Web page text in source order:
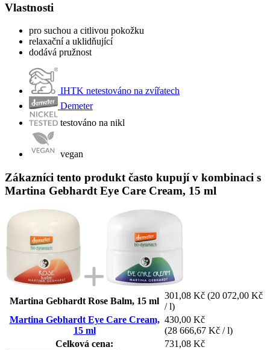
Vlastnosti
pro suchou a citlivou pokožku
relaxační a uklidňující
dodává pružnost
IHTK netestováno na zvířatech
Demeter
testováno na nikl
vegan
Zákazníci tento produkt často kupují v kombinaci s
Martina Gebhardt Eye Care Cream, 15 ml
Martina Gebhardt Rose Balm, 15 ml
301,08 Kč (20 072,00 Kč
/ l)
Martina Gebhardt Eye Care Cream,
15 ml
430,00 Kč
(28 666,67 Kč / l)
Celková cena:
731,08 Kč